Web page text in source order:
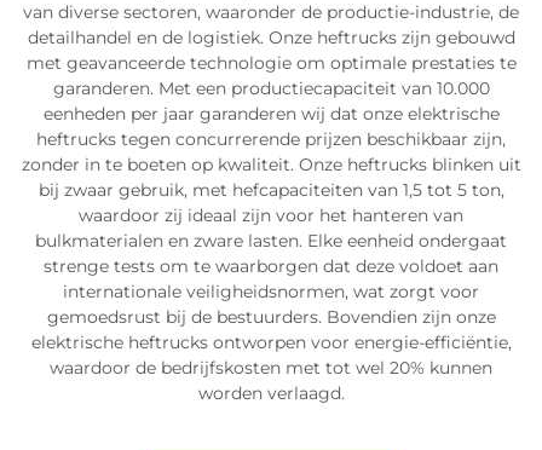
van diverse sectoren, waaronder de productie-industrie, de
detailhandel en de logistiek. Onze heftrucks zijn gebouwd
met geavanceerde technologie om optimale prestaties te
garanderen. Met een productiecapaciteit van 10.000
eenheden per jaar garanderen wij dat onze elektrische
heftrucks tegen concurrerende prijzen beschikbaar zijn,
zonder in te boeten op kwaliteit. Onze heftrucks blinken uit
bij zwaar gebruik, met hefcapaciteiten van 1,5 tot 5 ton,
waardoor zij ideaal zijn voor het hanteren van
bulkmaterialen en zware lasten. Elke eenheid ondergaat
strenge tests om te waarborgen dat deze voldoet aan
internationale veiligheidsnormen, wat zorgt voor
gemoedsrust bij de bestuurders. Bovendien zijn onze
elektrische heftrucks ontworpen voor energie-efficiëntie,
waardoor de bedrijfskosten met tot wel 20% kunnen
worden verlaagd.